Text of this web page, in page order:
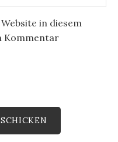
in diesem
Kommentar